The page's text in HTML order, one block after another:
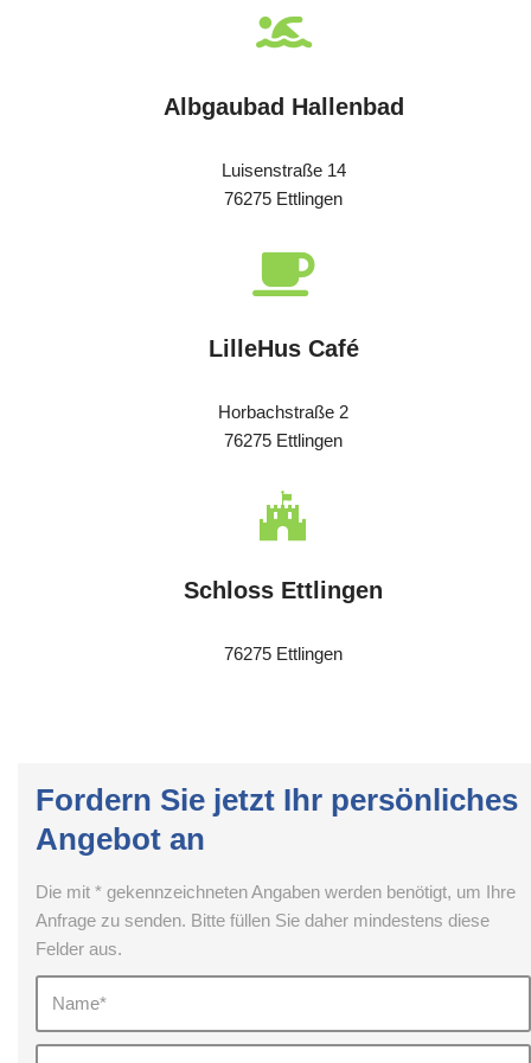
Albgaubad Hallenbad
Luisenstraße 14
76275 Ettlingen
LilleHus Café
Horbachstraße 2
76275 Ettlingen
Schloss Ettlingen
76275 Ettlingen
Fordern Sie jetzt Ihr persönliches
Angebot an
Die mit * gekennzeichneten Angaben werden benötigt, um Ihre
Anfrage zu senden. Bitte füllen Sie daher mindestens diese
Felder aus.